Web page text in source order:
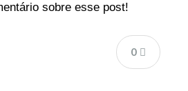
sobre esse post!
0